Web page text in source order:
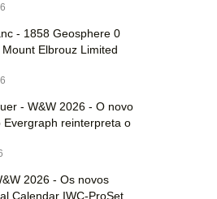
- 1858 Geosphere 0
Elbrouz Limited
- W&W 2026 - O novo
Evergraph reinterpreta o
2026 - Os novos
Calendar IWC-ProSet